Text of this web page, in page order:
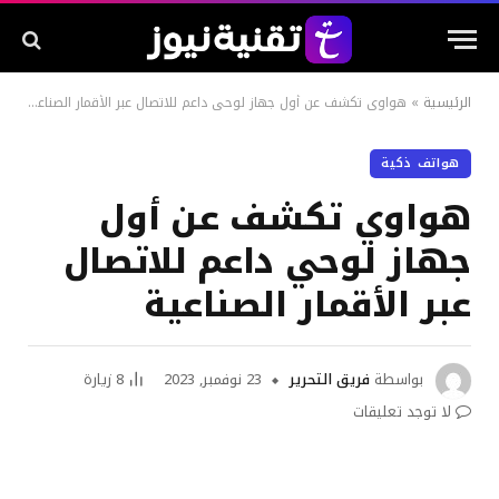
الرئيسية » هواوي تكشف عن أول جهاز لوحي داعم للاتصال عبر الأقمار الصناعية
هواتف ذكية
هواوي تكشف عن أول
جهاز لوحي داعم للاتصال
عبر الأقمار الصناعية
بواسطة فريق التحرير 23 نوفمبر, 2023 8 زيارة
لا توجد تعليقات